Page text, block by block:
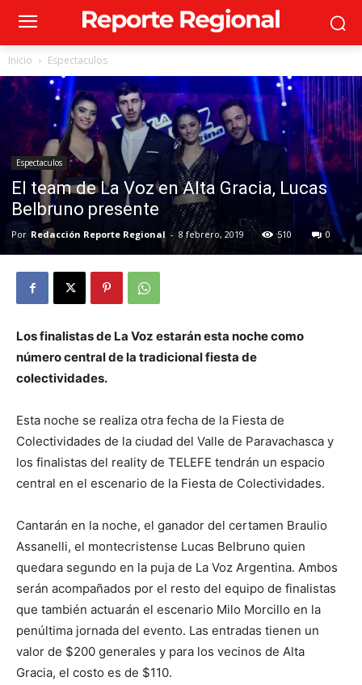
Inicio Espectaculos
Espectaculos
El team de La Voz en Alta Gracia, Lucas
Belbruno presente
Por Redacción Reporte Regional - 8 febrero, 2019 510 0
Los finalistas de La Voz estarán esta noche como
número central de la tradicional fiesta de
colectividades.
Esta noche se realiza otra fecha de la Fiesta de
Colectividades de la ciudad del Valle de Paravachasca y
los finalistas del reality de TELEFE tendrán un espacio
central en el escenario de la Fiesta de Colectividades.
Cantarán en la noche, el ganador del certamen Braulio
Assanelli, el montecristense Lucas Belbruno quien
quedara segundo en la puja de La Voz Argentina. Ambos
serán acompañados por el resto del equipo de finalistas
que también actuarán el escenario Milo Morcillo en la
penúltima jornada del evento. Las entradas tienen un
valor de $200 generales y para los vecinos de Alta
Gracia, el costo es de $110.